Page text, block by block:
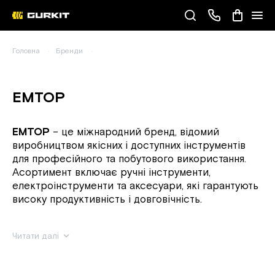
(093) 343-55-55
Головна Бренди
EMTOP
EMTOP – це міжнародний бренд, відомий
виробництвом якісних і доступних інструментів
для професійного та побутового використання.
Асортимент включає ручні інструменти,
електроінструменти та аксесуари, які гарантують
високу продуктивність і довговічність.
Читати далі